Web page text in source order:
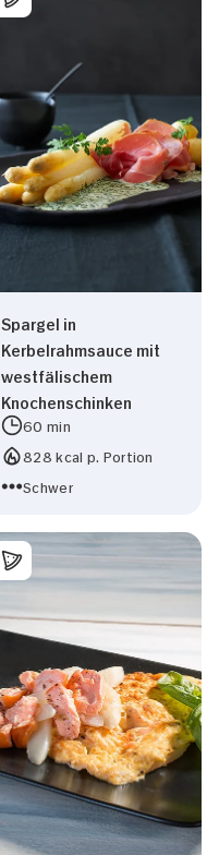
Spargel in
Kerbelrahmsauce mit
westfälischem
Knochenschinken
60 min
828 kcal p. Portion
Schwer